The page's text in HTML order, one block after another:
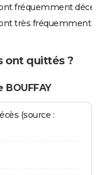
fréquemment
très fréquemment
ont quittés ?
(source :